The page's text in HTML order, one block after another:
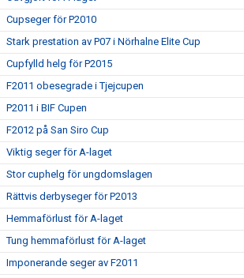
Cupseger för P2010
Stark prestation av P07 i Nörhalne Elite Cup
Cupfylld helg för P2015
F2011 obesegrade i Tjejcupen
P2011 i BIF Cupen
F2012 på San Siro Cup
Viktig seger för A-laget
Stor cuphelg för ungdomslagen
Rättvis derbyseger för P2013
Hemmaförlust för A-laget
Tung hemmaförlust för A-laget
Imponerande seger av F2011